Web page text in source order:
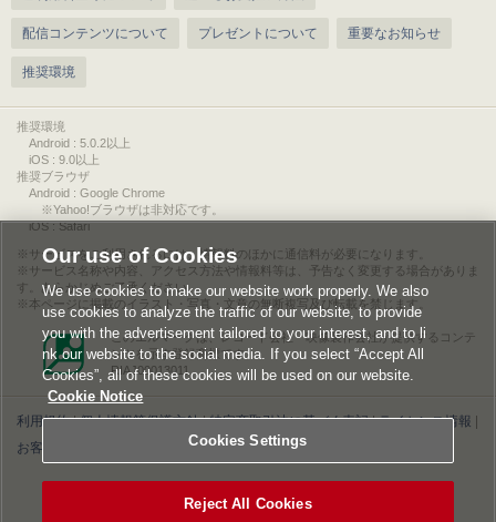
配信コンテンツについて プレゼントについて 重要なお知らせ
推奨環境
推奨環境
Android : 5.0.2以上
iOS : 9.0以上
推奨ブラウザ
Android : Google Chrome
※Yahoo!ブラウザは非対応です。
iOS : Safari
サービスをご利用されるには、情報料のほかに通信料が必要になります。
サービス名称や内容、アクセス方法や情報料等は、予告なく変更する場合がありま
す。あらかじめご了承ください。
本ページに掲載のイラスト・写真・文章の無断複写及び転載を禁じます。
このエルマークは、レコード会社・映像製作会社が提供するコンテ
ンツを示す登録商標です。
RIAJ00013011
利用規約|個人情報等保護方針|特定商取引法に基づく表記|ライセンス情報
お客様情報の外部送信について|Cookies Settings
Our use of Cookies
We use cookies to make our website work properly. We also
use cookies to analyze the traffic of our website, to provide
you with the advertisement tailored to your interest, and to li
nk our website to the social media. If you select “Accept All
Cookies”, all of these cookies will be used on our website.
Cookie Notice
Cookies Settings
Reject All Cookies